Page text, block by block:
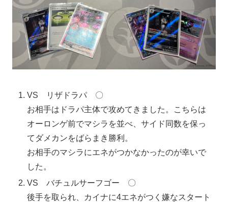
VS リザドラパ 〇
お相手はドラパ主体で攻めてきました。こちらは
オーロンゲ前でマシラを並べ、サイド同数を保っ
てダメカンをばらまき勝利。
お相手のマシラにエネがつかなかったのが幸いで
した。
VS バチュルサーフゴー 〇
後手を取られ、カイナに4エネがつく嫌なスタート